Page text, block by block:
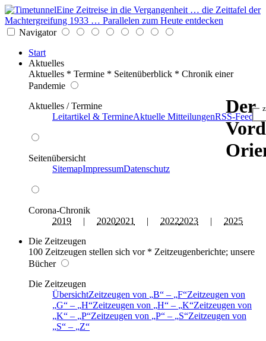
Eine Zeitreise in die Vergangenheit … die Zeittafel der
Machtergreifung 1933 … Parallelen zum Heute entdecken
Navigator
Start
Aktuelles
Aktuelles * Termine * Seitenüberblick * Chronik einer
Pandemie
Aktuelles / Termine
Leitartikel & TermineAktuelle MitteilungenRSS-Feed
Seitenübersicht
SitemapImpressumDatenschutz
Corona-Chronik
2019 | 20202021 | 20222023 | 2025
Die Zeitzeugen
100 Zeitzeugen stellen sich vor * Zeitzeugenberichte; unsere
Bücher
Die Zeitzeugen
ÜbersichtZeitzeugen von B – F Zeitzeugen von
G
– H Zeitzeugen von H – K Zeitzeugen von
K
– P Zeitzeugen von P – S Zeitzeugen von
S
–
Z
Der